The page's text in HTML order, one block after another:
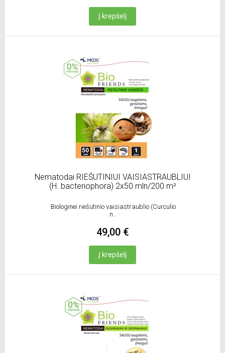
Į krepšelį
Nematodai RIEŠUTINIUI VAISIASTRAUBLIUI
(H. bacteriophora) 2x50 mln/200 m²
Biologinei riešutinio vaisiastraublio (Curculio
n..
49,00 €
Į krepšelį